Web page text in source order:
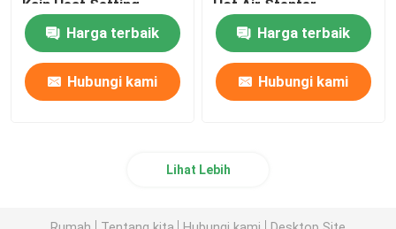
Mesin Mercerizing
Scouring And Bleaching Range
Kain Heat Setting
Harga terbaik
Hubungi kami
Hot Air Stenter
Machine
Harga terbaik
Hubungi kami
Lihat Lebih